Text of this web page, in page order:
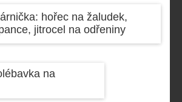
hořec na žaludek,
jitrocel na odřeniny
na